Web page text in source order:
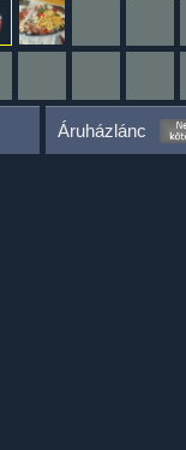
Szöveges
ÉrtékelésÁruházlánc